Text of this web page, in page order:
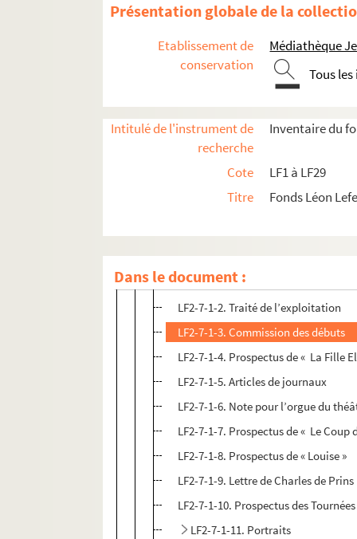
Présentation globale de la
Etablissement de
conservation
Médiathèque
Tous
Intitulé de l'instrument de
recherche
Inventaire du
Cote
LF1 à LF29
Titre
Fonds Léon
Dans le document :
LF1. Histoire du Nord de Lille
LF2. Le théâtre de Lille
LF2-1. Documents du théâtre de Lille
LF2-3. Documents sur le théâtre de Lille
LF2-4. Documents sur le théâtre de Lille
LF2-5. Documents sur le théâtre de Lille
LF2-6. Documents sur le théâtre de Lille
LF2-7-1. Dossier 1 : 1900-1901
LF2-7-1-1. Tableau de la troupe
LF2-7-1-2. Traité de l’exploitation
LF2-7-1-3. Commission des débuts
LF2-7-1-4. Prospectus de « La Fille
LF2-7-1-5. Articles de journaux
LF2-7-1-6. Note pour l’orgue du
LF2-7-1-7. Prospectus de « Le Coup
LF2-7-1-8. Prospectus de « Louise »
LF2-7-1-9. Lettre de Charles de Prins
LF2-7-1-10. Prospectus des
LF2-7-1-11. Portraits